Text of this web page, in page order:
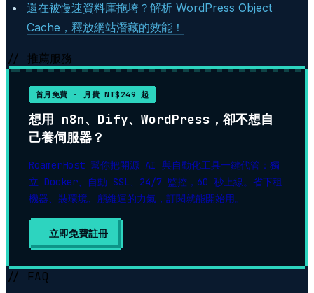
還在被慢速資料庫拖垮？解析 WordPress Object
Cache，釋放網站潛藏的效能！
// 推薦服務
首月免費 · 月費 NT$249 起
想用 n8n、Dify、WordPress，卻不想自
己養伺服器？
RoamerHost 幫你把開源 AI 與自動化工具一鍵代管：獨
立 Docker、自動 SSL、24/7 監控，60 秒上線。省下租
機器、裝環境、顧維運的力氣，訂閱就能開始用。
立即免費註冊
// FAQ